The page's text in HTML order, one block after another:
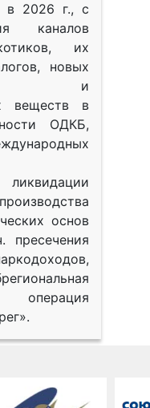
в 2026 г., с
каналов
их
новых
и
веществ в
ОДКБ,
ликвидации
основ
пресечения
операция